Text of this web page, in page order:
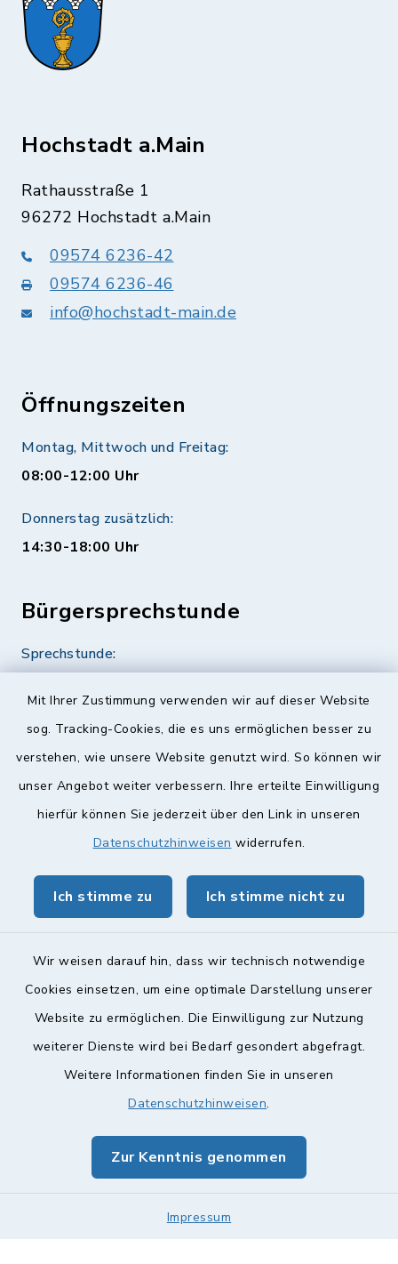
Mit Ihrer Zustimmung verwenden wir auf dieser Website
sog. Tracking-Cookies, die es uns ermöglichen besser zu
verstehen, wie unsere Website genutzt wird. So können wir
unser Angebot weiter verbessern. Ihre erteilte Einwilligung
hierfür können Sie jederzeit über den Link in unseren
Datenschutzhinweisen widerrufen.
Ich stimme zu Ich stimme nicht zu
Wir weisen darauf hin, dass wir technisch notwendige
Cookies einsetzen, um eine optimale Darstellung unserer
Website zu ermöglichen. Die Einwilligung zur Nutzung
weiterer Dienste wird bei Bedarf gesondert abgefragt.
Weitere Informationen finden Sie in unseren
Datenschutzhinweisen.
Zur Kenntnis genommen
Impressum
Hochstadt a.Main
Rathausstraße 1
96272 Hochstadt a.Main
09574 6236-42
09574 6236-46
info@hochstadt-main.de
Öffnungszeiten
Montag, Mittwoch und Freitag:
08:00-12:00 Uhr
Donnerstag zusätzlich:
14:30-18:00 Uhr
Bürgersprechstunde
Sprechstunde:
Quicklinks
Landkreis Lichtenfels
geoPortal Lichtenfels
Barrierefreiheit
Impressum
Sitemap